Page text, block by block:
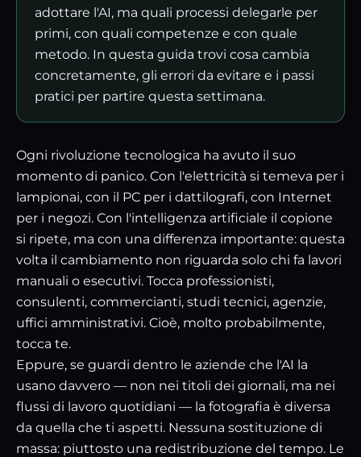
adottare l'AI, ma quali processi delegarle per
primi, con quali competenze e con quale
metodo. In questa guida trovi cosa cambia
concretamente, gli errori da evitare e i passi
pratici per partire questa settimana.
Ogni rivoluzione tecnologica ha avuto il suo
momento di panico. Con l'elettricità si temeva per i
lampionai, con il PC per i dattilografi, con Internet
per i negozi. Con l'intelligenza artificiale il copione
si ripete, ma con una differenza importante: questa
volta il cambiamento non riguarda solo chi fa lavori
manuali o esecutivi. Tocca professionisti,
consulenti, commercianti, studi tecnici, agenzie,
uffici amministrativi. Cioè, molto probabilmente,
tocca te.
Eppure, se guardi dentro le aziende che l'AI la
usano davvero — non nei titoli dei giornali, ma nei
flussi di lavoro quotidiani — la fotografia è diversa
da quella che ti aspetti. Nessuna sostituzione di
massa: piuttosto una redistribuzione del tempo. Le